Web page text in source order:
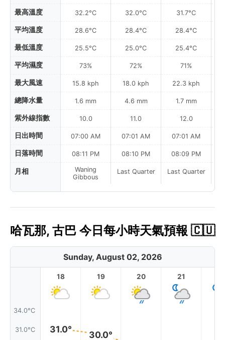
最高溫度
平均溫度
最低溫度
平均濕度
最大風速
總降水量
紫外線指數
日出時間
日落時間
月相
32.2°C
28.6°C
25.5°C
73%
15.8 kph
1.6 mm
10.0
07:00 AM
08:11 PM
Waning
Gibbous
32.0°C
28.4°C
25.0°C
72%
18.0 kph
4.6 mm
11.0
07:01 AM
08:10 PM
Last Quarter
31.7°C
28.4°C
25.4°C
71%
22.3 kph
1.7 mm
12.0
07:01 AM
08:09 PM
Last Quarter
哈瓦那, 古巴 今日每小時天氣預報 🇨🇺
Sunday, August 02, 2026
34.0°C
31.0°C
18
31.0°
19
30.0°
20 21